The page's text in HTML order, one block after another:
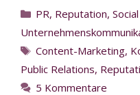
Kategorien
PR, Reputation,
Schlagwörter
Content-Marketing,
Public Relations,
5 Kommentare